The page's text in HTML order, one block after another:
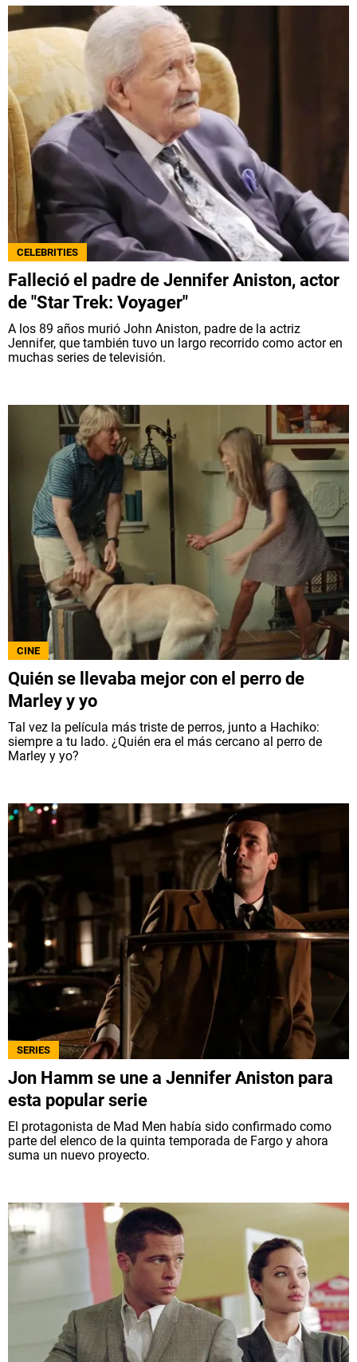
CELEBRITIES
Falleció el padre de Jennifer Aniston, actor
de "Star Trek: Voyager"
A los 89 años murió John Aniston, padre de la actriz
Jennifer, que también tuvo un largo recorrido como actor en
muchas series de televisión.
CINE
Quién se llevaba mejor con el perro de
Marley y yo
Tal vez la película más triste de perros, junto a Hachiko:
siempre a tu lado. ¿Quién era el más cercano al perro de
Marley y yo?
SERIES
Jon Hamm se une a Jennifer Aniston para
esta popular serie
El protagonista de Mad Men había sido confirmado como
parte del elenco de la quinta temporada de Fargo y ahora
suma un nuevo proyecto.